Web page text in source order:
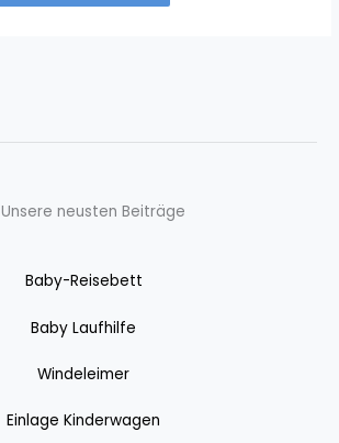
Unsere neusten Beiträge
Baby-Reisebett
Baby Laufhilfe
Windeleimer
Einlage Kinderwagen